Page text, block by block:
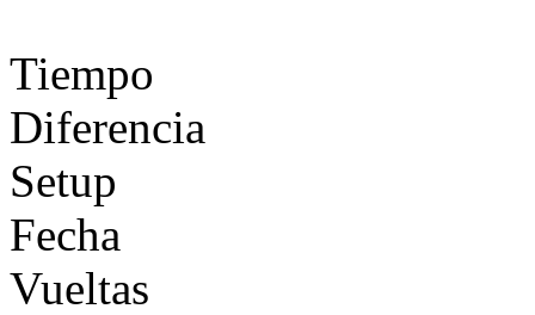
Tiempo
Diferencia
Setup
Fecha
Vueltas